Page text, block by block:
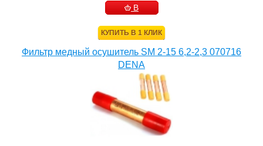
В
КУПИТЬ В 1 КЛИК
Фильтр медный осушитель SM 2-15 6,2-2,3 070716
DENA